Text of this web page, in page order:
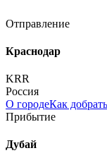
Отправление
Краснодар
KRR
Россия
О городеКак
Прибытие
Дубай